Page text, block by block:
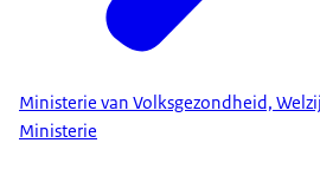
Ministerie van Volksgezondheid,
Ministerie